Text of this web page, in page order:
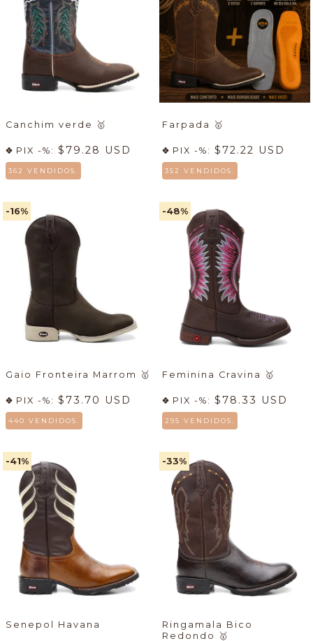
Canchim verde 🥇
PIX -%: $79.28 USD
362 VENDIDOS.
Farpada 🥇
PIX -%: $72.22 USD
352 VENDIDOS.
-16%
Gaio Fronteira Marrom 🥇
PIX -%: $73.70 USD
440 VENDIDOS.
-48%
Feminina Cravina 🥇
PIX -%: $78.33 USD
295 VENDIDOS.
-41%
Senepol Havana
-33%
Ringamala Bico
Redondo
🥇